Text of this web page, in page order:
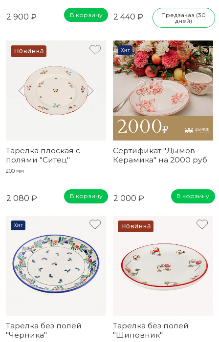
2 900 ₽ В корзину 2 440 ₽
Предзаказ (30
дней)
Новинка
Тарелка плоская с
полями "Ситец"
200 мм
2 080 ₽ В корзину
Хит
Сертификат "Дымов
Керамика" на 2000 руб.
2 000 ₽ В корзину
Хит
Тарелка без полей
"Черника"
Новинка
Тарелка без полей
"Шиповник"